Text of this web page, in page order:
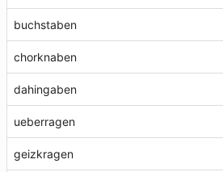
buchstaben
chorknaben
dahingaben
ueberragen
geizkragen